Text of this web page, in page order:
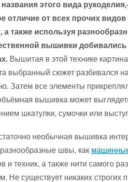
названия этого вида
отличие от всех прочих
а также используя
вышивки
Вышитая в этой технике
выбранный сюжет разбивался
Затем все элементы
вышивка может
шкатулки, сумочки или
необычная вышивка
швы, как
и техник, а также нити самого
Не существует никаких